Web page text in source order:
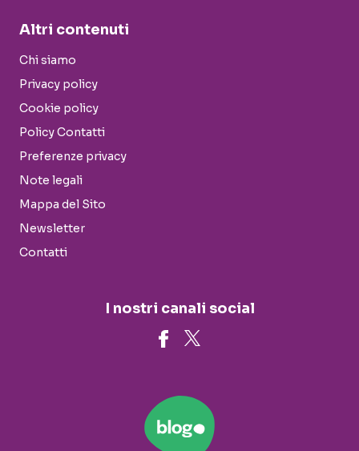
Altri contenuti
Chi siamo
Privacy policy
Cookie policy
Policy Contatti
Preferenze privacy
Note legali
Mappa del Sito
Newsletter
Contatti
I nostri canali social